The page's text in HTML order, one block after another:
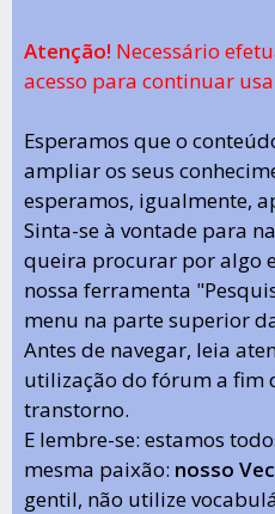
Atenção! Necessário
acesso para continuar
Esperamos que o
ampliar os seus
esperamos, igualmente,
Sinta-se à vontade para
queira procurar por algo
nossa ferramenta
menu na parte superior
Antes de navegar, leia
utilização do fórum a fim
transtorno.
E lembre-se: estamos
mesma paixão: nosso
gentil, não utilize